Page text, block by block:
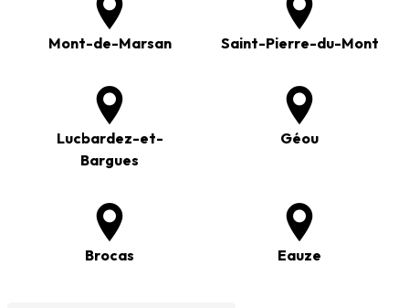
Mont-de-Marsan Saint-Pierre-du-Mont
Lucbardez-et-
Bargues
Géou
Brocas Eauze